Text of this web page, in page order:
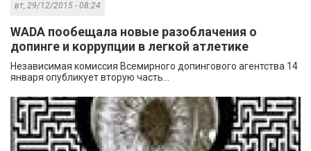
вт, 29/12/2015 - 08:24
WADA пообещала новые разоблачения о
допинге и коррупции в легкой атлетике
Независимая комиссия Всемирного допингового агентства 14
января опубликует вторую часть...